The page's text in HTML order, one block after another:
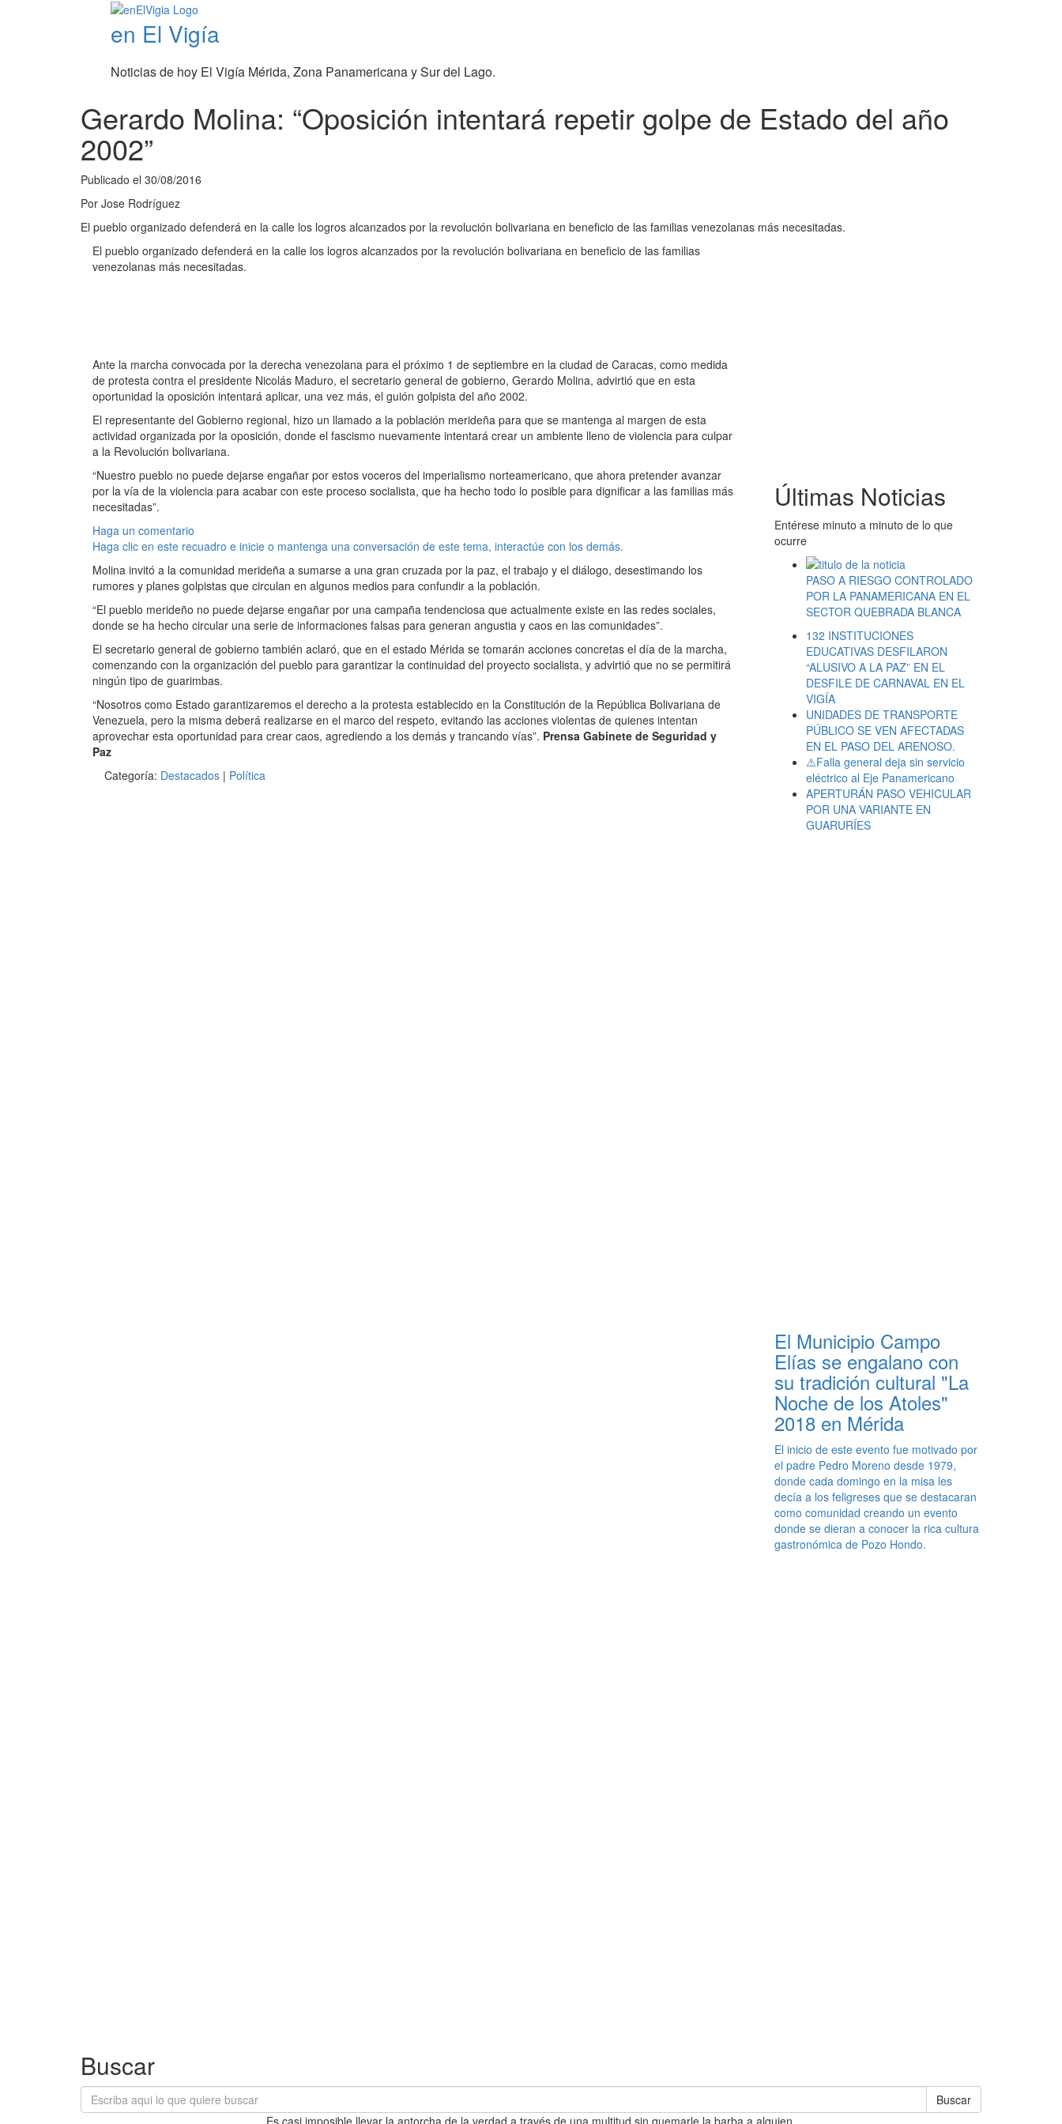
en El Vigía
Noticias de hoy El Vigía Mérida, Zona Panamericana y Sur del Lago.
Gerardo Molina: “Oposición intentará repetir golpe de Estado del año
2002”
Publicado el 30/08/2016
Por Jose Rodríguez
El pueblo organizado defenderá en la calle los logros alcanzados por la revolución bolivariana en beneficio de las familias venezolanas más necesitadas.
El pueblo organizado defenderá en la calle los logros alcanzados por la revolución bolivariana en beneficio de las familias
venezolanas más necesitadas.
Ante la marcha convocada por la derecha venezolana para el próximo 1 de septiembre en la ciudad de Caracas, como medida
de protesta contra el presidente Nicolás Maduro, el secretario general de gobierno, Gerardo Molina, advirtió que en esta
oportunidad la oposición intentará aplicar, una vez más, el guión golpista del año 2002.
El representante del Gobierno regional, hizo un llamado a la población merideña para que se mantenga al margen de esta
actividad organizada por la oposición, donde el fascismo nuevamente intentará crear un ambiente lleno de violencia para culpar
a la Revolución bolivariana.
“Nuestro pueblo no puede dejarse engañar por estos voceros del imperialismo norteamericano, que ahora pretender avanzar
por la vía de la violencia para acabar con este proceso socialista, que ha hecho todo lo posible para dignificar a las familias más
necesitadas”.
Haga un comentario
Haga clic en este recuadro e inicie o mantenga una conversación de este tema, interactúe con los demás.
Molina invitó a la comunidad merideña a sumarse a una gran cruzada por la paz, el trabajo y el diálogo, desestimando los
rumores y planes golpistas que circulan en algunos medios para confundir a la población.
“El pueblo merideño no puede dejarse engañar por una campaña tendenciosa que actualmente existe en las redes sociales,
donde se ha hecho circular una serie de informaciones falsas para generan angustia y caos en las comunidades”.
El secretario general de gobierno también aclaró, que en el estado Mérida se tomarán acciones concretas el día de la marcha,
comenzando con la organización del pueblo para garantizar la continuidad del proyecto socialista, y advirtió que no se permitirá
ningún tipo de guarimbas.
“Nosotros como Estado garantizaremos el derecho a la protesta establecido en la Constitución de la República Bolivariana de
Venezuela, pero la misma deberá realizarse en el marco del respeto, evitando las acciones violentas de quienes intentan
aprovechar esta oportunidad para crear caos, agrediendo a los demás y trancando vías”. Prensa Gabinete de Seguridad y
Paz
Categoría: Destacados | Política
Últimas Noticias
Entérese minuto a minuto de lo que
ocurre
PASO A RIESGO CONTROLADO
POR LA PANAMERICANA EN EL
SECTOR QUEBRADA BLANCA
132 INSTITUCIONES
EDUCATIVAS DESFILARON
“ALUSIVO A LA PAZ” EN EL
DESFILE DE CARNAVAL EN EL
VIGÍA
UNIDADES DE TRANSPORTE
PÚBLICO SE VEN AFECTADAS
EN EL PASO DEL ARENOSO.
⚠️Falla general deja sin servicio
eléctrico al Eje Panamericano
APERTURÁN PASO VEHICULAR
POR UNA VARIANTE EN
GUARURÍES
El Municipio Campo
Elías se engalano con
su tradición cultural "La
Noche de los Atoles"
2018 en Mérida
El inicio de este evento fue motivado por
el padre Pedro Moreno desde 1979,
donde cada domingo en la misa les
decía a los feligreses que se destacaran
como comunidad creando un evento
donde se dieran a conocer la rica cultura
gastronómica de Pozo Hondo.
Buscar
Buscar